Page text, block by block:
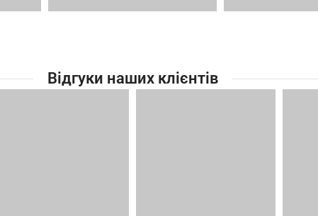
Відгуки наших клієнтів